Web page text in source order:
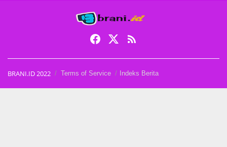
BRANI.ID 2022 Terms of Service Indeks Berita